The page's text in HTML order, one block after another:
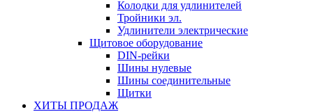
Колодки для удлинителей
Тройники эл.
Удлинители электрические
Щитовое оборудование
DIN-рейки
Шины нулевые
Шины соединительные
Щитки
ХИТЫ ПРОДАЖ